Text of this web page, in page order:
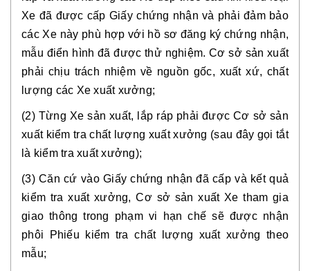
Xe đã được cấp Giấy chứng nhận và phải đảm bảo
các Xe này phù hợp với hồ sơ đăng ký chứng nhận,
mẫu điển hình đã được thử nghiệm. Cơ sở sản xuất
phải chịu trách nhiệm về nguồn gốc, xuất xứ, chất
lượng các Xe xuất xưởng;
(2) Từng Xe sản xuất, lắp ráp phải được Cơ sở sản
xuất kiểm tra chất lượng xuất xưởng (sau đây gọi tắt
là kiểm tra xuất xưởng);
(3) Căn cứ vào Giấy chứng nhận đã cấp và kết quả
kiểm tra xuất xưởng, Cơ sở sản xuất Xe tham gia
giao thông trong phạm vi hạn chế sẽ được nhận
phôi Phiếu kiểm tra chất lượng xuất xưởng theo
mẫu;